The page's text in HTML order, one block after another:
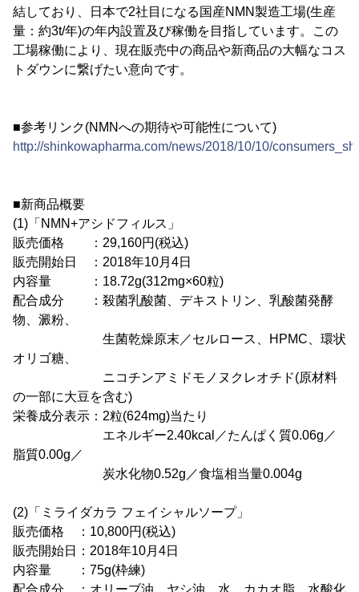
結しており、日本で2社目になる国産NMN製造工場(生産
量：約3t/年)の年内設置及び稼働を目指しています。この
工場稼働により、現在販売中の商品や新商品の大幅なコス
トダウンに繋げたい意向です。
■参考リンク(NMNへの期待や可能性について)
http://shinkowapharma.com/news/2018/10/10/
■新商品概要
(1)「NMN+アシドフィルス」
販売価格 ：29,160円(税込)
販売開始日 ：2018年10月4日
内容量 ：18.72g(312mg×60粒)
配合成分 ：殺菌乳酸菌、デキストリン、乳酸菌発酵
物、澱粉、
生菌乾燥原末／セルロース、HPMC、環状
オリゴ糖、
ニコチンアミドモノヌクレオチド(原材料
の一部に大豆を含む)
栄養成分表示：2粒(624mg)当たり
エネルギー2.40kcal／たんぱく質0.06g／
脂質0.00g／
炭水化物0.52g／食塩相当量0.004g
(2)「ミライダカラ フェイシャルソープ」
販売価格 ：10,800円(税込)
販売開始日：2018年10月4日
内容量 ：75g(枠練)
配合成分 ：オリーブ油、ヤシ油、水、カカオ脂、水酸化